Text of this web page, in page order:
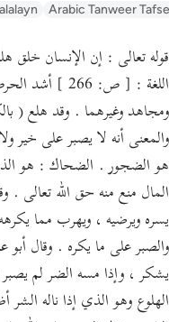
Arabic Tanweer
قوله تعالى : إن الإنسان خلق
اللغة : [ ص:
ومجاهد وغيرهما . وقد هلع (
والمعنى أنه لا يصبر على خير
هو الضجور . الضحاك : هو
المال منع منه حق الله تعالى
يسره ويرضيه ، ويهرب مما
والصبر على ما يكره . وقال أبو
يشكر ، وإذا مسه الضر لم
الهلوع وهو الذي إذا ناله الشر